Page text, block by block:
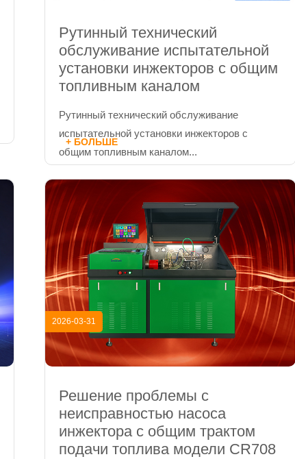
Рутинный технический
обслуживание испытательной
установки инжекторов с общим
топливным каналом
Рутинный технический обслуживание
испытательной установки инжекторов с
общим топливным каналом...
+ БОЛЬШЕ
2026-03-31
Решение проблемы с
неисправностью насоса
инжектора с общим трактом
подачи топлива модели CR708